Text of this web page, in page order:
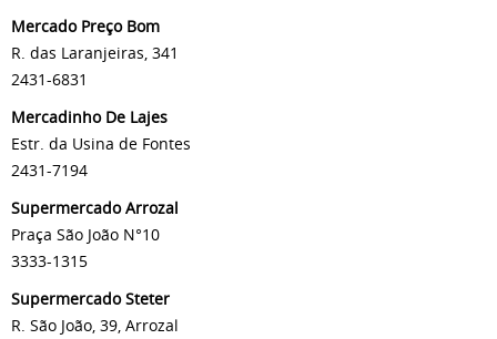
Mercado Preço Bom
R. das Laranjeiras, 341
2431-6831
Mercadinho De Lajes
Estr. da Usina de Fontes
2431-7194
Supermercado Arrozal
Praça São João N°10
3333-1315
Supermercado Steter
R. São João, 39, Arrozal